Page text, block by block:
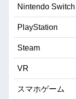
Nintendo Switch
PlayStation
Steam
VR
スマホゲーム